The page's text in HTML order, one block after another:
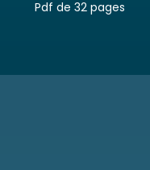
Pdf de 32 pages